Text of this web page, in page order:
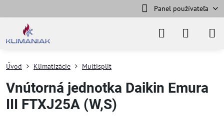
Panel používateľa
Úvod Klimatizácie Multisplit
Vnútorná jednotka Daikin Emura
III FTXJ25A (W,S)